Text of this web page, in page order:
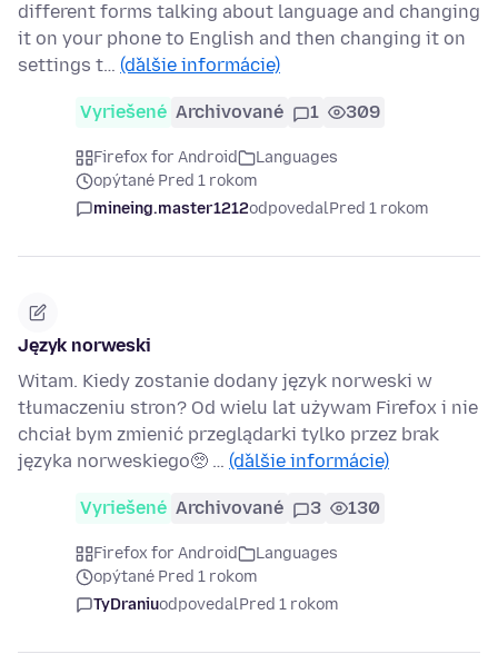
different forms talking about language and changing
it on your phone to English and then changing it on
settings t… (ďalšie informácie)
Vyriešené Archivované 1 309
Firefox for Android
Languages
opýtané Pred 1 rokom
mineing.master1212odpovedalPred 1 rokom
Język norweski
Witam. Kiedy zostanie dodany język norweski w
tłumaczeniu stron? Od wielu lat używam Firefox i nie
chciał bym zmienić przeglądarki tylko przez brak
języka norweskiego🥺 … (ďalšie informácie)
Vyriešené Archivované 3 130
Firefox for Android
Languages
opýtané Pred 1 rokom
TyDraniuodpovedalPred 1 rokom